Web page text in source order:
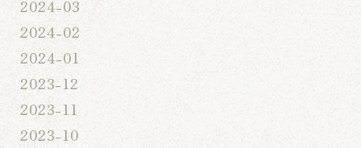
2024-03
2024-02
2024-01
2023-12
2023-11
2023-10